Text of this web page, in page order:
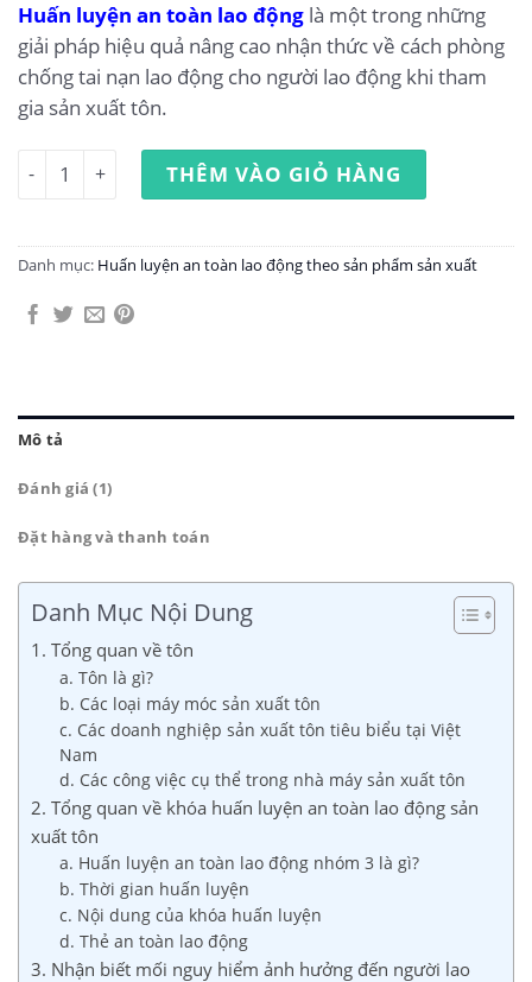
Huấn luyện an toàn lao động là một trong những
giải pháp hiệu quả nâng cao nhận thức về cách phòng
chống tai nạn lao động cho người lao động khi tham
gia sản xuất tôn.
Huấn luyện an toàn lao động sản xuất tôn số lượng
THÊM VÀO GIỎ HÀNG
Danh mục: Huấn luyện an toàn lao động theo sản phẩm sản xuất
Mô tả
Đánh giá (1)
Đặt hàng và thanh toán
Danh Mục Nội Dung
1. Tổng quan về tôn
a. Tôn là gì?
b. Các loại máy móc sản xuất tôn
c. Các doanh nghiệp sản xuất tôn tiêu biểu tại Việt
Nam
d. Các công việc cụ thể trong nhà máy sản xuất tôn
2. Tổng quan về khóa huấn luyện an toàn lao động sản
xuất tôn
a. Huấn luyện an toàn lao động nhóm 3 là gì?
b. Thời gian huấn luyện
c. Nội dung của khóa huấn luyện
d. Thẻ an toàn lao động
3. Nhận biết mối nguy hiểm ảnh hưởng đến người lao